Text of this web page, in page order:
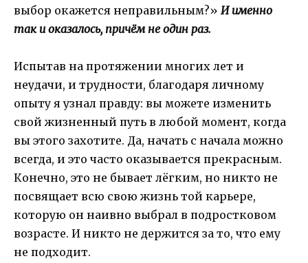
выбор окажется неправильным?» И именно
так и оказалось, причём не один раз.
Испытав на протяжении многих лет и
неудачи, и трудности, благодаря личному
опыту я узнал правду: вы можете изменить
свой жизненный путь в любой момент, когда
вы этого захотите. Да, начать с начала можно
всегда, и это часто оказывается прекрасным.
Конечно, это не бывает лёгким, но никто не
посвящает всю свою жизнь той карьере,
которую он наивно выбрал в подростковом
возрасте. И никто не держится за то, что ему
не подходит.